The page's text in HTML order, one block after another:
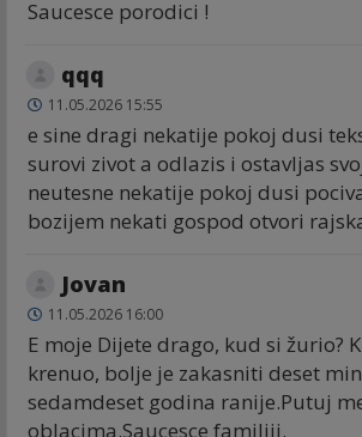
Saucesce porodici !
qqq
11.05.2026 15:55
e sine dragi nekatije pokoj dusi
surovi zivot a odlazis i ostavljas
neutesne nekatije pokoj dusi
bozijem nekati gospod otvori
Jovan
11.05.2026 16:00
E moje Dijete drago, kud si žurio?
krenuo, bolje je zakasniti deset
sedamdeset godina ranije.Putuj
oblacima.Saucesce familiji.